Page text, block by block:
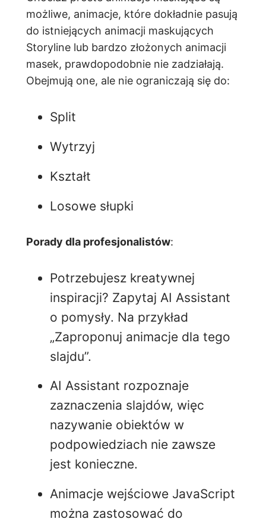
możliwe, animacje, które dokładnie pasują
do istniejących animacji maskujących
Storyline lub bardzo złożonych animacji
masek, prawdopodobnie nie zadziałają.
Obejmują one, ale nie ograniczają się do:
Split
Wytrzyj
Kształt
Losowe słupki
Porady dla profesjonalistów:
Potrzebujesz kreatywnej
inspiracji? Zapytaj AI Assistant
o pomysły. Na przykład
„Zaproponuj animacje dla tego
slajdu”.
AI Assistant rozpoznaje
zaznaczenia slajdów, więc
nazywanie obiektów w
podpowiedziach nie zawsze
jest konieczne.
Animacje wejściowe JavaScript
można zastosować do